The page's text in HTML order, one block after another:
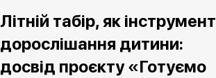
Літній табір, як інструмент
дорослішання дитини:
досвід проєкту «Готуємо